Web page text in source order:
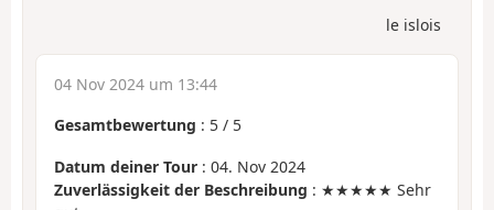
le islois
04 Nov 2024 um 13:44
Gesamtbewertung : 5 / 5
Datum deiner Tour : 04. Nov 2024
Zuverlässigkeit der Beschreibung : ★★★★★ Sehr